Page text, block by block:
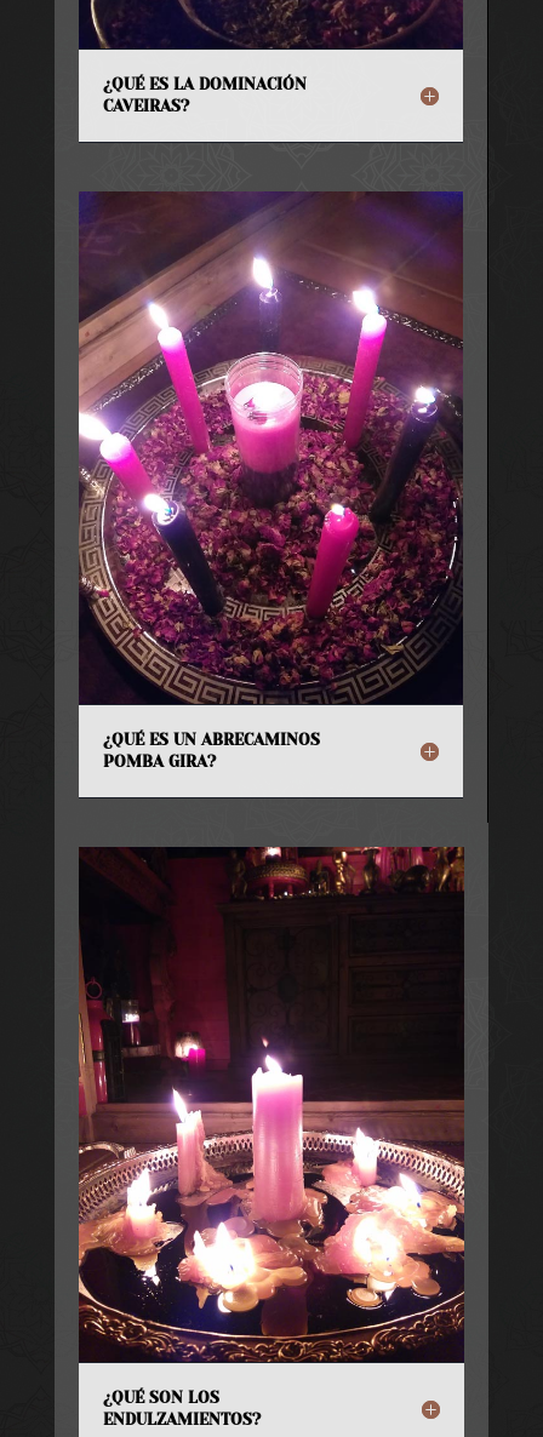
¿QUÉ ES LA DOMINACIÓN
CAVEIRAS?
¿QUÉ ES UN ABRECAMINOS
POMBA GIRA?
¿QUÉ SON LOS
ENDULZAMIENTOS?